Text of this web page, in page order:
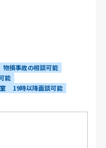
物損事故の相談可能
能
19時以降面談可能